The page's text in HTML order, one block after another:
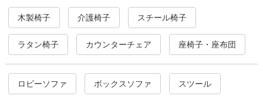
木製椅子 介護椅子 スチール椅子
ラタン椅子 カウンターチェア 座椅子・座布団
ロビーソファ ボックスソファ スツール